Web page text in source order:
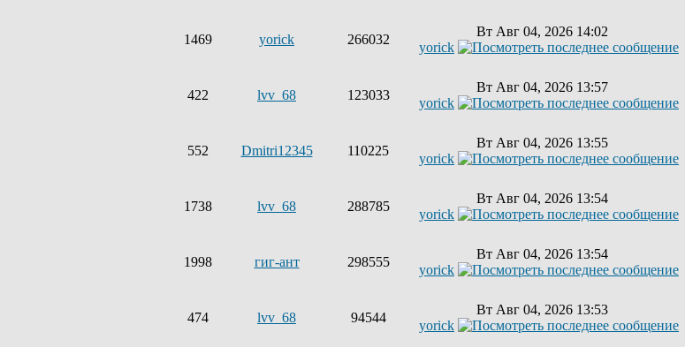
1469 yorick 266032
Вт Авг 04, 2026 14:02
yorick
422 lvv_68 123033
Вт Авг 04, 2026 13:57
yorick
552 Dmitri12345 110225
Вт Авг 04, 2026 13:55
yorick
1738 lvv_68 288785
Вт Авг 04, 2026 13:54
yorick
1998 гиг-ант 298555
Вт Авг 04, 2026 13:54
yorick
474 lvv_68 94544
Вт Авг 04, 2026 13:53
yorick